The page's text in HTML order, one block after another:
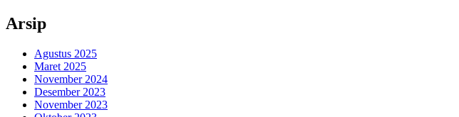
Arsip
Agustus 2025
Maret 2025
November 2024
Desember 2023
November 2023